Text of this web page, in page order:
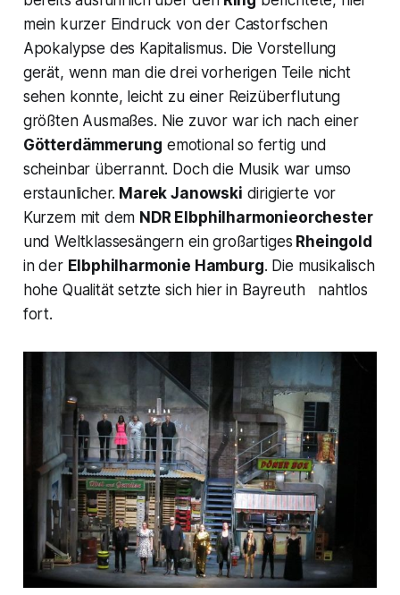
mein kurzer Eindruck von der Castorfschen
Apokalypse des Kapitalismus. Die Vorstellung
gerät, wenn man die drei vorherigen Teile nicht
sehen konnte, leicht zu einer Reizüberflutung
größten Ausmaßes. Nie zuvor war ich nach einer
Götterdämmerung emotional so fertig und
scheinbar überrannt. Doch die Musik war umso
erstaunlicher. Marek Janowski dirigierte vor
Kurzem mit dem NDR Elbphilharmonieorchester
und Weltklassesängern ein großartiges Rheingold
in der Elbphilharmonie Hamburg. Die musikalisch
hohe Qualität setzte sich hier in Bayreuth nahtlos
fort.